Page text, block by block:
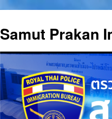
to
content
Samut Prakan